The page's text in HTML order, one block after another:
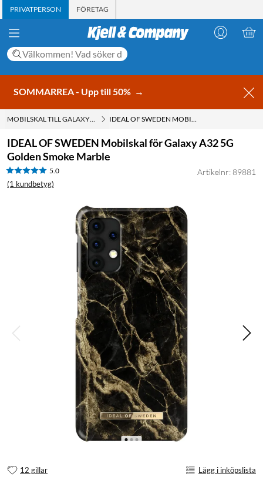
PRIVATPERSON FÖRETAG
SOMMARREA - Upp till 50% →
MOBILSKAL TILL GALAXY A32 5G IDEAL OF SWEDEN MOBILSKAL FÖR GALAXY A32 5G GOLDEN SMOKE MARBLE
IDEAL OF SWEDEN Mobilskal för Galaxy A32 5G
Golden Smoke Marble
5.0
(1 kundbetyg)
Artikelnr: 89881
12 gillar Lägg i inköpslista